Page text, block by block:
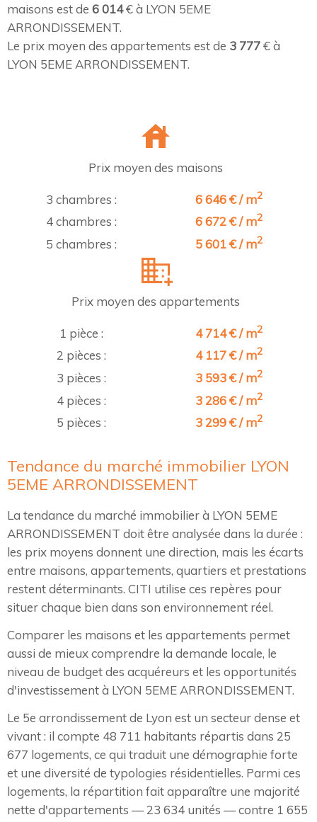
maisons est de 6 014€ à LYON 5EME
ARRONDISSEMENT.
Le prix moyen des appartements est de 3 777€ à
LYON 5EME ARRONDISSEMENT.
Prix moyen des maisons
3 chambres : 6 646 € / m2
4 chambres : 6 672 € / m2
5 chambres : 5 601 € / m2
Prix moyen des appartements
1 pièce : 4 714 € / m2
2 pièces : 4 117 € / m2
3 pièces : 3 593 € / m2
4 pièces : 3 286 € / m2
5 pièces : 3 299 € / m2
Tendance du marché immobilier LYON
5EME ARRONDISSEMENT
La tendance du marché immobilier à LYON 5EME
ARRONDISSEMENT doit être analysée dans la durée :
les prix moyens donnent une direction, mais les écarts
entre maisons, appartements, quartiers et prestations
restent déterminants. CITI utilise ces repères pour
situer chaque bien dans son environnement réel.
Comparer les maisons et les appartements permet
aussi de mieux comprendre la demande locale, le
niveau de budget des acquéreurs et les opportunités
d'investissement à LYON 5EME ARRONDISSEMENT.
Le 5e arrondissement de Lyon est un secteur dense et
vivant : il compte 48 711 habitants répartis dans 25
677 logements, ce qui traduit une démographie forte
et une diversité de typologies résidentielles. Parmi ces
logements, la répartition fait apparaître une majorité
nette d'appartements — 23 634 unités — contre 1 655